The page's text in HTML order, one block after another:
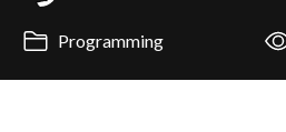
Programming